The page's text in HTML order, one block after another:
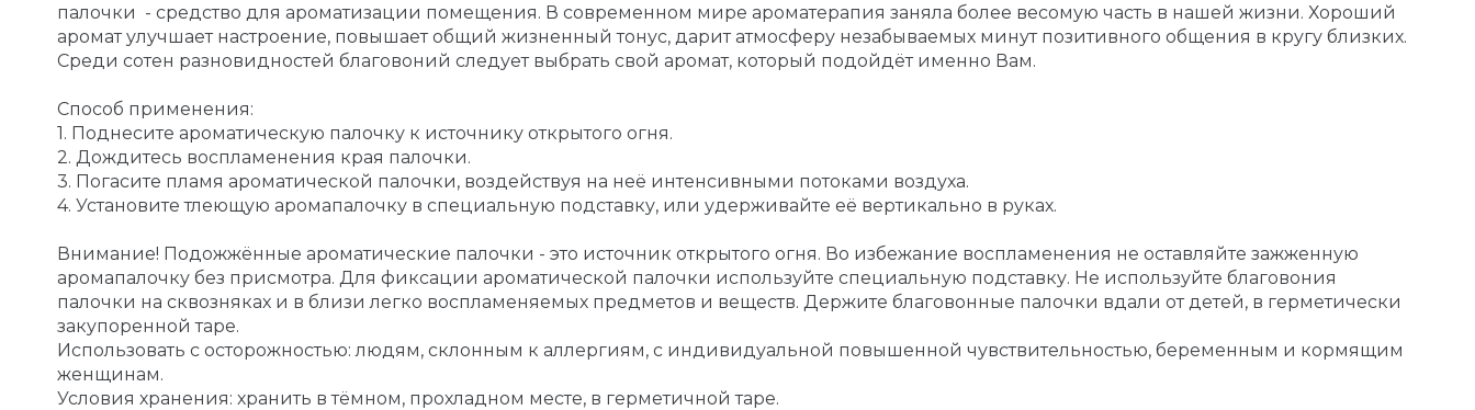
палочки - средство для ароматизации помещения. В современном мире ароматерапия заняла более весомую часть в нашей жизни. Хороший
аромат улучшает настроение, повышает общий жизненный тонус, дарит атмосферу незабываемых минут позитивного общения в кругу близких.
Среди сотен разновидностей благовоний следует выбрать свой аромат, который подойдёт именно Вам.
Способ применения:
1. Поднесите ароматическую палочку к источнику открытого огня.
2. Дождитесь воспламенения края палочки.
3. Погасите пламя ароматической палочки, воздействуя на неё интенсивными потоками воздуха.
4. Установите тлеющую аромапалочку в специальную подставку, или удерживайте её вертикально в руках.
Внимание! Подожжённые ароматические палочки - это источник открытого огня. Во избежание воспламенения не оставляйте зажженную
аромапалочку без присмотра. Для фиксации ароматической палочки используйте специальную подставку. Не используйте благовония
палочки на сквозняках и в близи легко воспламеняемых предметов и веществ. Держите благовонные палочки вдали от детей, в герметически
закупоренной таре.
Использовать с осторожностью: людям, склонным к аллергиям, с индивидуальной повышенной чувствительностью, беременным и кормящим
женщинам.
Условия хранения: хранить в тёмном, прохладном месте, в герметичной таре.